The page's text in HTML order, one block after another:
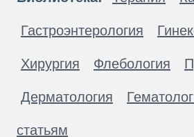
Гастроэнтерология
Хирургия Флебология
Дерматология
статьям